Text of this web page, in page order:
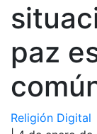
paz
Religión Digital